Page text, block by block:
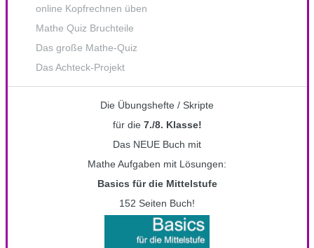
online Kopfrechnen üben
Mathe Quiz Bruchteile
Das große Mathe-Quiz
Das Achteck-Projekt
Die Übungshefte / Skripte
für die 7./8. Klasse!
Das NEUE Buch mit
Mathe Aufgaben mit Lösungen:
Basics für die Mittelstufe
152 Seiten Buch!